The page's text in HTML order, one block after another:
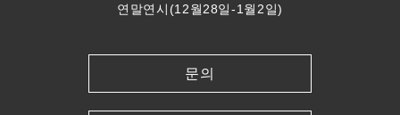
연말연시(12월28일-1월2일)
문의